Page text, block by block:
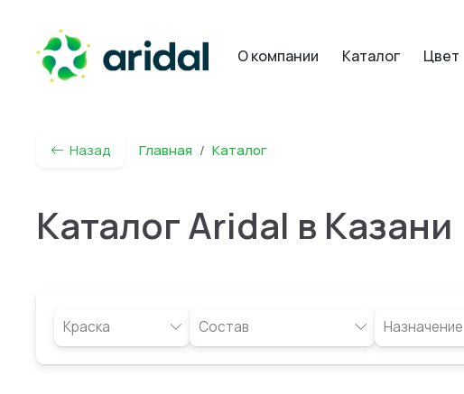
О компании Каталог Цвет
Назад Главная Каталог
Каталог Aridal в Казани
Краска Состав Назначение